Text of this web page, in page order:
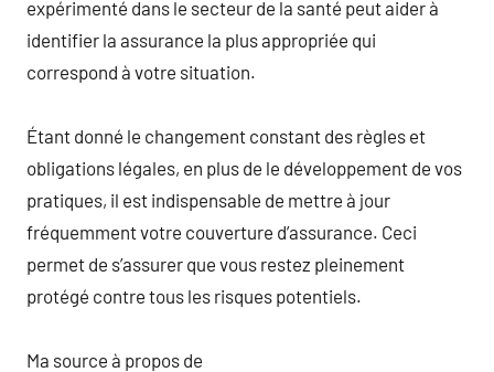
expérimenté dans le secteur de la santé peut aider à
identifier la assurance la plus appropriée qui
correspond à votre situation.
Étant donné le changement constant des règles et
obligations légales, en plus de le développement de vos
pratiques, il est indispensable de mettre à jour
fréquemment votre couverture d’assurance. Ceci
permet de s’assurer que vous restez pleinement
protégé contre tous les risques potentiels.
Ma source à propos de